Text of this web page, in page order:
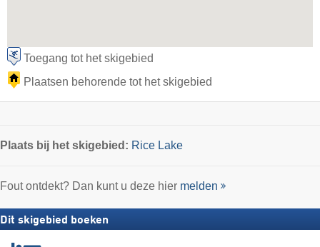
Toegang tot het skigebied
Plaatsen behorende tot het skigebied
Plaats bij het skigebied: Rice Lake
Fout ontdekt? Dan kunt u deze hier melden
Dit skigebied boeken